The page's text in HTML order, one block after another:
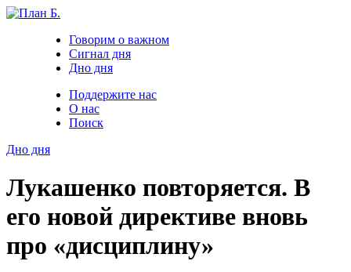
Говорим о важном
Сигнал дня
Дно дня
Поддержите нас
О нас
Поиск
Дно дня
Лукашенко повторяется. В
его новой директиве вновь
про «дисциплину»